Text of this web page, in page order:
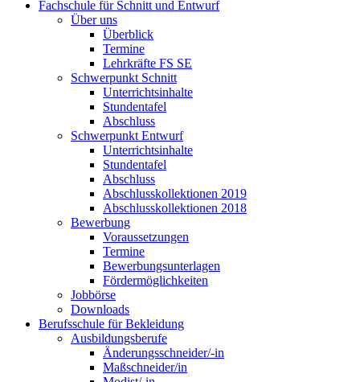
Fachschule für Schnitt und Entwurf
Über uns
Überblick
Termine
Lehrkräfte FS SE
Schwerpunkt Schnitt
Unterrichtsinhalte
Stundentafel
Abschluss
Schwerpunkt Entwurf
Unterrichtsinhalte
Stundentafel
Abschluss
Abschlusskollektionen 2019
Abschlusskollektionen 2018
Bewerbung
Voraussetzungen
Termine
Bewerbungsunterlagen
Fördermöglichkeiten
Jobbörse
Downloads
Berufsschule für Bekleidung
Ausbildungsberufe
Änderungsschneider/-in
Maßschneider/in